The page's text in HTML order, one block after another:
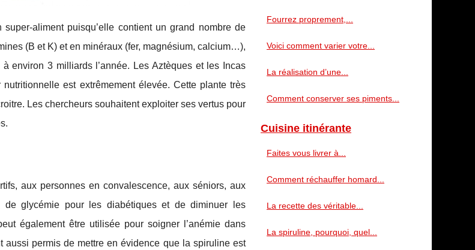
aliment puisqu’elle contient un grand nombre de
(B et K) et en minéraux (fer, magnésium, calcium…),
environ 3 milliards l’année. Les Aztèques et les Incas
est extrêmement élevée. Cette plante très
Les chercheurs souhaitent exploiter ses vertus pour
aux personnes en convalescence, aux séniors, aux
glycémie pour les diabétiques et de diminuer les
également être utilisée pour soigner l’anémie dans
permis de mettre en évidence que la spiruline est
Fourrez proprement,...
Voici comment varier votre...
La réalisation d’une...
Comment conserver ses piments...
Cuisine itinérante
Faites vous livrer à...
Comment réchauffer homard...
La recette des véritable...
La spiruline, pourquoi, quel...